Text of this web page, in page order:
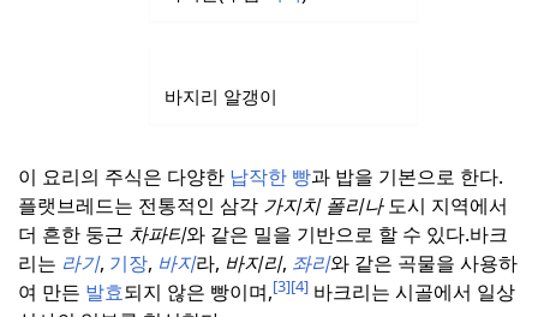
바지리 알갱이
이 요리의 주식은 다양한 납작한 빵과 밥을 기본으로 한다.
플랫브레드는 전통적인 삼각 가지치 폴리나도시 지역에서
더 흔한 둥근 차파티와 같은 밀을 기반으로 할 수 있다.바크
리는 라기, 기장, 바지라, 바지리, 좌리와 같은 곡물을 사용하
여 만든 발효되지 않은 빵이며,[3][4] 바크리는 시골에서 일상